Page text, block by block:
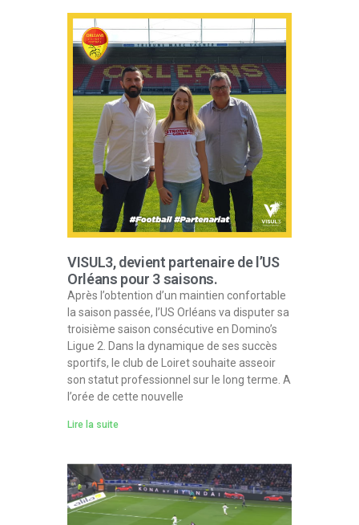
VISUL3, devient partenaire de l’US
Orléans pour 3 saisons.
Après l’obtention d’un maintien confortable
la saison passée, l’US Orléans va disputer sa
troisième saison consécutive en Domino’s
Ligue 2. Dans la dynamique de ses succès
sportifs, le club de Loiret souhaite asseoir
son statut professionnel sur le long terme. A
l’orée de cette nouvelle
Lire la suite